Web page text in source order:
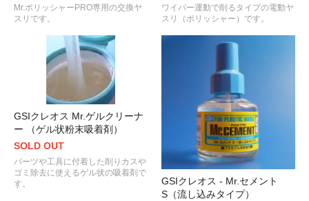
Mr.ポリッシャーPRO専用の交換ヤ
スリです。
ワイパー運動で削るタイプの電動ヤ
スリ（ポリッシャー）です。
GSIクレオス Mr.ゲルクリーナ
ー （ゲル状粉末吸着剤）
SOLD OUT
パーツや工具に付着した削りカスや
ゴミ除去に使えるゲル状の吸着剤で
す。
GSIクレオス - Mr.セメント
S（流し込みタイプ）